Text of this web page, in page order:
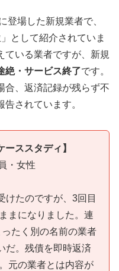
登場した新規業者で、
として紹介されていま
ている業者ですが、新規
絶・サービス終了です。
合、返済記録が残らず不
されています。
ススタディ】
・女性
けたのですが、3回目
まになりました。連
たく別の名前の業者
だ。残債を即時返済
元の業者とは内容が